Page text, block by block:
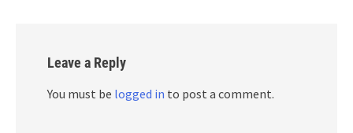
Leave a Reply
You must be logged in to post a comment.